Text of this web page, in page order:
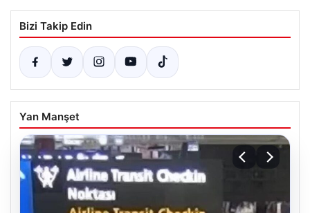
Bizi Takip Edin
Yan Manşet